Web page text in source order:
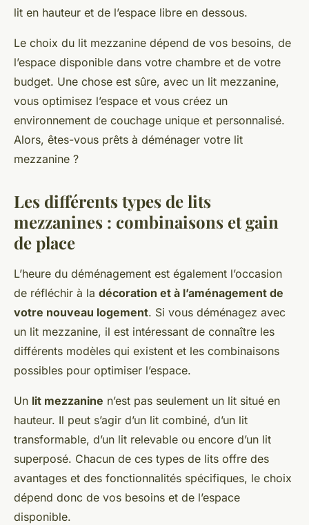
lit en hauteur et de l’espace libre en dessous.
Le choix du lit mezzanine dépend de vos besoins, de
l’espace disponible dans votre chambre et de votre
budget. Une chose est sûre, avec un lit mezzanine,
vous optimisez l’espace et vous créez un
environnement de couchage unique et personnalisé.
Alors, êtes-vous prêts à déménager votre lit
mezzanine ?
Les différents types de lits
mezzanines : combinaisons et gain
de place
L’heure du déménagement est également l’occasion
de réfléchir à la décoration et à l’aménagement de
votre nouveau logement. Si vous déménagez avec
un lit mezzanine, il est intéressant de connaître les
différents modèles qui existent et les combinaisons
possibles pour optimiser l’espace.
Un lit mezzanine n’est pas seulement un lit situé en
hauteur. Il peut s’agir d’un lit combiné, d’un lit
transformable, d’un lit relevable ou encore d’un lit
superposé. Chacun de ces types de lits offre des
avantages et des fonctionnalités spécifiques, le choix
dépend donc de vos besoins et de l’espace
disponible.